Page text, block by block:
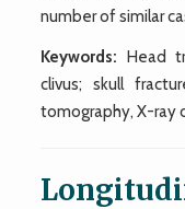
number of similar
Keywords: Head
clivus; skull
tomography, X-ray